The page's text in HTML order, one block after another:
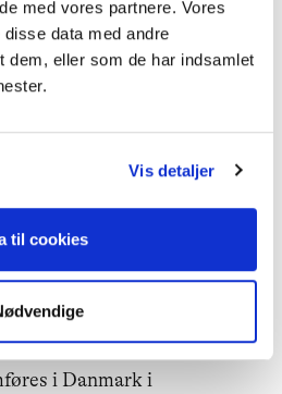
med vores partnere. Vores
data med andre
dem, eller som de har indsamlet
Vis detaljer
til cookies
en online
den 20. april kl. 14.00–
her
initiativ
af EU-PROMENS og
programmet.
modtager deltagerne et
i Danmark i